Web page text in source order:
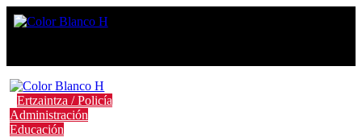
Ertzaintza / Policía
Administración
Educación